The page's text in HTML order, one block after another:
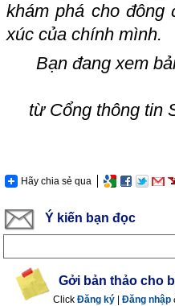
khám phá cho đông
xúc của chính mình.
Bạn đang xem
từ Cổng thông tin
Hãy chia sẻ qua
Ý kiến bạn đọc
Gởi bản thảo cho
Click Đăng ký Đăng nhập